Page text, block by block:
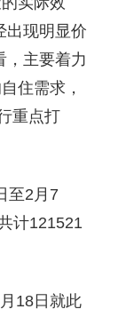
出现明显价
，主要着力
住需求，
重点打
至2月7
计121521
18日就此